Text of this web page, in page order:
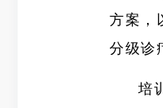
方案，
分级诊
培